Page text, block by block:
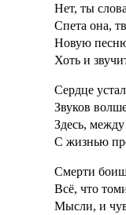
Нет, ты
Спета она,
Новую
Хоть и
Сердце
Звуков
Здесь,
С жизнью
Смерти
Всё, что
Мысли, и